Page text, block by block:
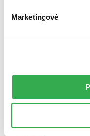
Marketingové
Najvyššia zľava
Použité filtre
Skúste prosím zmeniť
Chcete